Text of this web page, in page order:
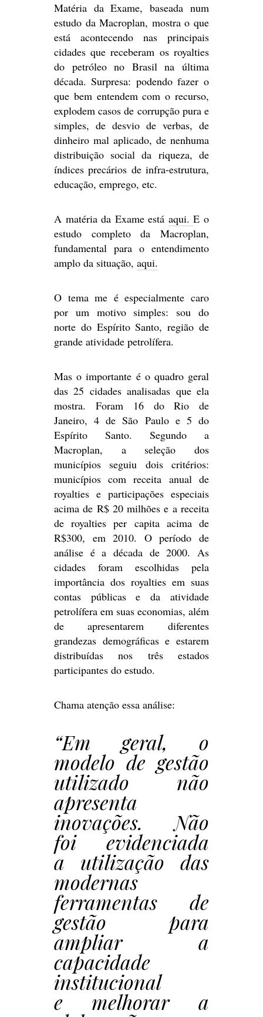
Matéria da Exame, baseada num
estudo da Macroplan, mostra o que
está acontecendo nas principais
cidades que receberam os royalties
do petróleo no Brasil na última
década. Surpresa: podendo fazer o
que bem entendem com o recurso,
explodem casos de corrupção pura e
simples, de desvio de verbas, de
dinheiro mal aplicado, de nenhuma
distribuição social da riqueza, de
índices precários de infra-estrutura,
educação, emprego, etc.
A matéria da Exame está aqui.E o
estudo completo da Macroplan,
fundamental para o entendimento
amplo da situação, aqui.
O tema me é especialmente caro
por um motivo simples: sou do
norte do Espírito Santo, região de
grande atividade petrolífera.
Mas o importante é o quadro geral
das 25 cidades analisadas que ela
mostra. Foram 16 do Rio de
Janeiro, 4 de São Paulo e 5 do
Espírito Santo. Segundo a
Macroplan, a seleção dos
municípios seguiu dois critérios:
municípios com receita anual de
royalties e participações especiais
acima de R$ 20 milhões e a receita
de royalties per capita acima de
R$300, em 2010. O período de
análise é a década de 2000. As
cidades foram escolhidas pela
importância dos royalties em suas
contas públicas e da atividade
petrolífera em suas economias, além
de apresentarem diferentes
grandezas demográficas e estarem
distribuídas nos três estados
participantes do estudo.
Chama atenção essa análise:
“Em geral, o
modelo de gestão
utilizado não
apresenta
inovações. Não
foi evidenciada
a utilização das
modernas
ferramentas de
gestão para
ampliar a
capacidade
institucional
e melhorar a